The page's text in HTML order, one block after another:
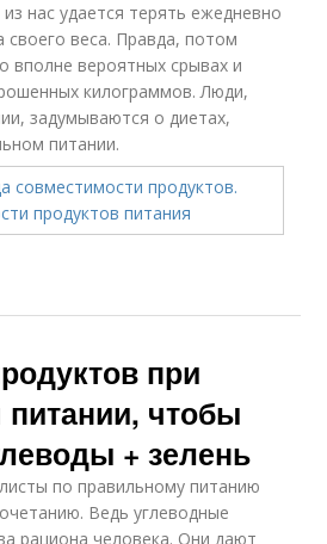
нас удается терять ежедневно
своего веса. Правда, потом
вполне вероятных срывах и
килограммов. Люди,
задумываются о диетах,
питании.
при
чтобы
+ зелень
по правильному питанию
Ведь углеводные
рациона человека. Они дают